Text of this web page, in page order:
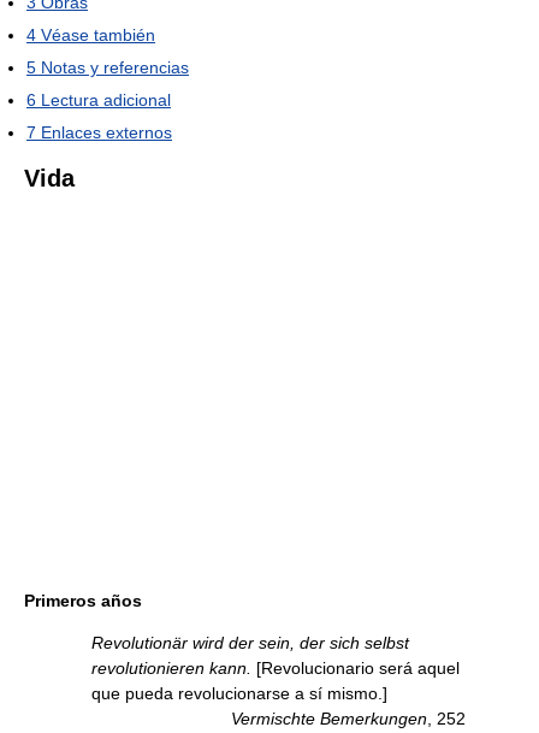
4 Véase también
5 Notas y referencias
6 Lectura adicional
7 Enlaces externos
Vida
Primeros años
Revolutionär wird der sein, der sich selbst
revolutionieren kann. [Revolucionario será aquel
que pueda revolucionarse a sí mismo.]
Vermischte Bemerkungen , 252